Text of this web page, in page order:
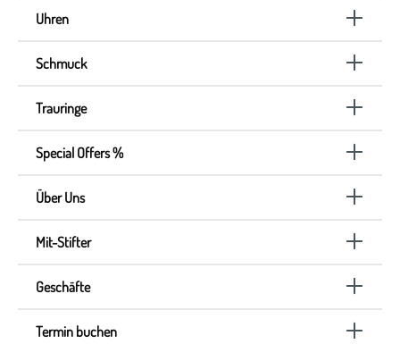
Uhren
Schmuck
Trauringe
Special Offers %
Über Uns
Mit-Stifter
Geschäfte
Termin buchen